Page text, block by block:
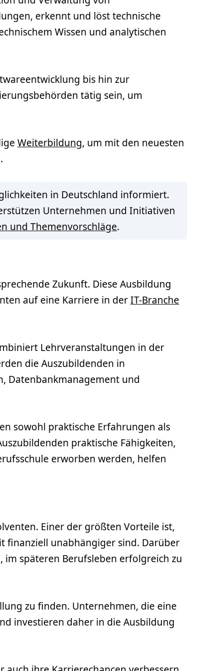
erkennt und löst technische
Wissen und analytischen
bis hin zur
tätig sein, um
Weiterbildung, um mit den neuesten
in Deutschland informiert.
Unternehmen und Initiativen
und Themenvorschläge.
Zukunft. Diese Ausbildung
auf eine Karriere in derIT-Branche
Lehrveranstaltungen in der
die Auszubildenden in
Datenbankmanagement und
sowohl praktische Erfahrungen als
praktische Fähigkeiten,
erworben werden, helfen
Einer der größten Vorteile ist,
finanziell unabhängiger sind. Darüber
späteren Berufsleben erfolgreich zu
zu finden. Unternehmen, die eine
investieren daher in die Ausbildung